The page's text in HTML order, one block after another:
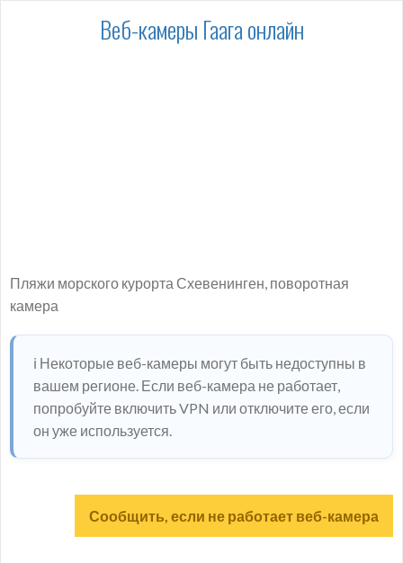
Веб-камеры Гаага онлайн
Пляжи морского курорта Схевенинген, поворотная
камера
ℹ️ Некоторые веб-камеры могут быть недоступны в
вашем регионе. Если веб-камера не работает,
попробуйте включить VPN или отключите его, если
он уже используется.
Сообщить, если не работает веб-камера